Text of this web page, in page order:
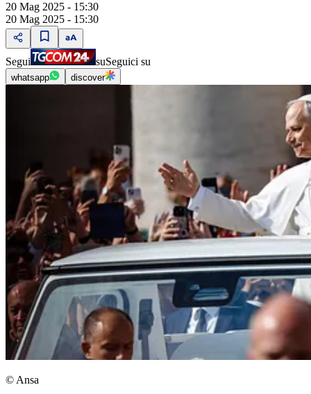
20 Mag 2025 - 15:30
20 Mag 2025 - 15:30
Segui suSeguici su
whatsapp discover
© Ansa